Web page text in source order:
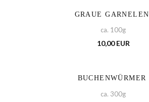
GRAUE GARNELEN
ca. 100g
10,00 EUR
BUCHENWÜRMER
ca. 300g